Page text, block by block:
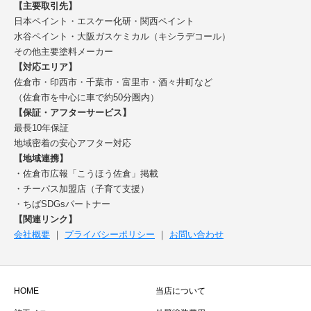
【主要取引先】
日本ペイント・エスケー化研・関西ペイント
水谷ペイント・大阪ガスケミカル（キシラデコール）
その他主要塗料メーカー
【対応エリア】
佐倉市・印西市・千葉市・富里市・酒々井町など
（佐倉市を中心に車で約50分圏内）
【保証・アフターサービス】
最長10年保証
地域密着の安心アフター対応
【地域連携】
・佐倉市広報「こうほう佐倉」掲載
・チーパス加盟店（子育て支援）
・ちばSDGsパートナー
【関連リンク】
会社概要 ｜ プライバシーポリシー ｜ お問い合わせ
HOME 当店について